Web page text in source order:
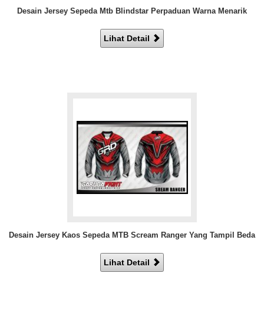
Desain Jersey Sepeda Mtb Blindstar Perpaduan Warna Menarik
Lihat Detail
Desain Jersey Kaos Sepeda MTB Scream Ranger Yang Tampil Beda
Lihat Detail